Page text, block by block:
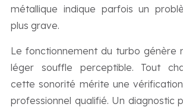
métallique indique parfois un
plus grave.
Le fonctionnement du turbo génère
léger souffle perceptible. Tout
cette sonorité mérite une
professionnel qualifié. Un diagnostic